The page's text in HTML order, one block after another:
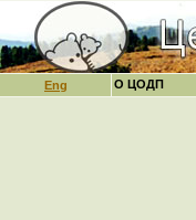
Eng О ЦОДП